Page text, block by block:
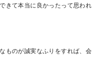
きて本当に良かったって思われ
ものが誠実なふりをすれば、会